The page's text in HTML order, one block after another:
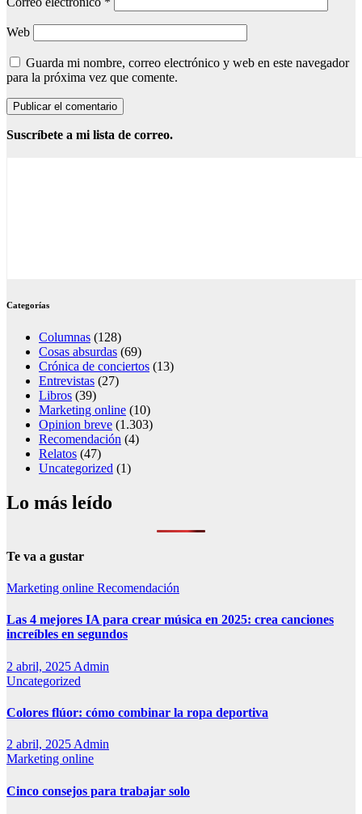
Web
Guarda mi nombre, correo electrónico y web en este navegador
para la próxima vez que comente.
Suscríbete a mi lista de correo.
Categorías
Columnas (128)
Cosas absurdas (69)
Crónica de conciertos (13)
Entrevistas (27)
Libros (39)
Marketing online (10)
Opinion breve (1.303)
Recomendación (4)
Relatos (47)
Uncategorized (1)
Lo más leído
Te va a gustar
Marketing online Recomendación
Las 4 mejores IA para crear música en 2025: crea canciones
increíbles en segundos
2 abril, 2025 Admin
Uncategorized
Colores flúor: cómo combinar la ropa deportiva
2 abril, 2025 Admin
Marketing online
Cinco consejos para trabajar solo